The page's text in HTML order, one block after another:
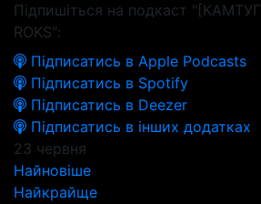
Підпишіться на подкаст
ROKS":
Підписатись в Apple Podcasts
Підписатись в Spotify
Підписатись в Deezer
Підписатись в інших додатках
23 червня
Найновіше
Найкрайще